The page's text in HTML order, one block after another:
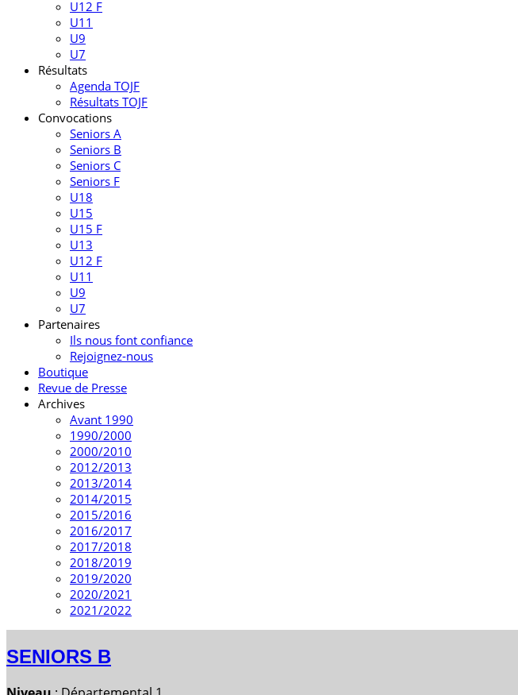
U12 F
U11
U9
U7
Résultats
Agenda TOJF
Résultats TOJF
Convocations
Seniors A
Seniors B
Seniors C
Seniors F
U18
U15
U15 F
U13
U12 F
U11
U9
U7
Partenaires
Ils nous font confiance
Rejoignez-nous
Boutique
Revue de Presse
Archives
Avant 1990
1990/2000
2000/2010
2012/2013
2013/2014
2014/2015
2015/2016
2016/2017
2017/2018
2018/2019
2019/2020
2020/2021
2021/2022
SENIORS B